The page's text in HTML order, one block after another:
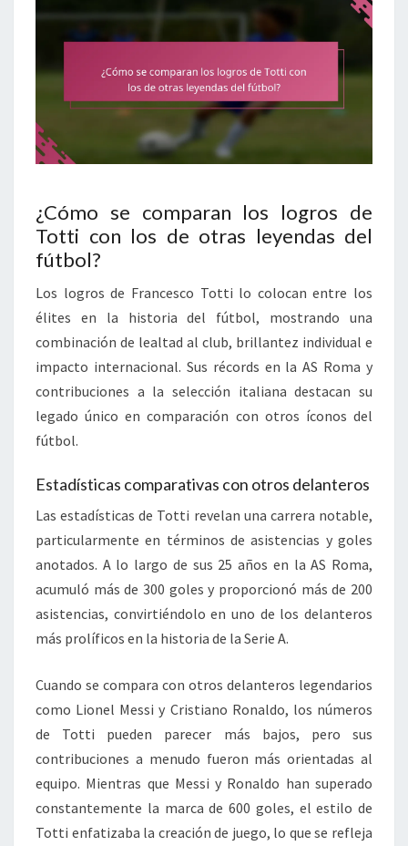
¿Cómo se comparan los logros de
Totti con los de otras leyendas del
fútbol?
Los logros de Francesco Totti lo colocan entre los
élites en la historia del fútbol, mostrando una
combinación de lealtad al club, brillantez individual e
impacto internacional. Sus récords en la AS Roma y
contribuciones a la selección italiana destacan su
legado único en comparación con otros íconos del
fútbol.
Estadísticas comparativas con otros delanteros
Las estadísticas de Totti revelan una carrera notable,
particularmente en términos de asistencias y goles
anotados. A lo largo de sus 25 años en la AS Roma,
acumuló más de 300 goles y proporcionó más de 200
asistencias, convirtiéndolo en uno de los delanteros
más prolíficos en la historia de la Serie A.
Cuando se compara con otros delanteros legendarios
como Lionel Messi y Cristiano Ronaldo, los números
de Totti pueden parecer más bajos, pero sus
contribuciones a menudo fueron más orientadas al
equipo. Mientras que Messi y Ronaldo han superado
constantemente la marca de 600 goles, el estilo de
Totti enfatizaba la creación de juego, lo que se refleja